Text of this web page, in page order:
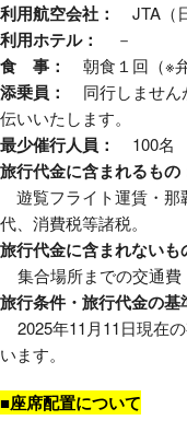
利用航空会社： JTA（
利用ホテル： －
食 事： 朝食１回（※
添乗員：
同行しません
伝いいたします。
最少催行人員： 100名
旅行代金に含まれるもの
遊覧フライト運賃・那
代、消費税等諸税。
旅行代金に含まれないも
集合場所までの交通費
旅行条件・旅行代金の基
2025年11月11日現在
います。
■座席配置について